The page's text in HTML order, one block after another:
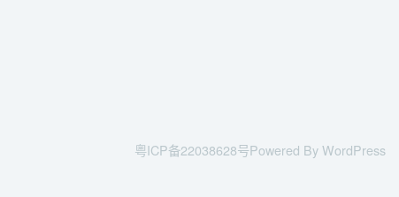
粤ICP备22038628号Powered By WordPress